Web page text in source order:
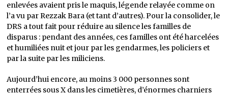
enlevées avaient pris le maquis, légende relayée comme on
l’a vu par Rezzak Bara (et tant d’autres). Pour la consolider, le
DRS a tout fait pour réduire au silence les familles de
disparus : pendant des années, ces familles ont été harcelées
et humiliées nuit et jour par les gendarmes, les policiers et
par la suite par les miliciens.
Aujourd’hui encore, au moins 3 000 personnes sont
enterrées sous X dans les cimetières, d’énormes charniers